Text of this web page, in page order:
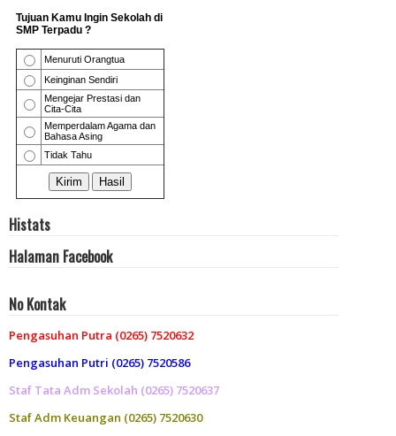
Histats
Halaman Facebook
No Kontak
Pengasuhan Putra (0265) 7520632
Pengasuhan Putri (0265) 7520586
Staf Tata Adm Sekolah (0265) 7520637
Staf Adm Keuangan (0265) 7520630